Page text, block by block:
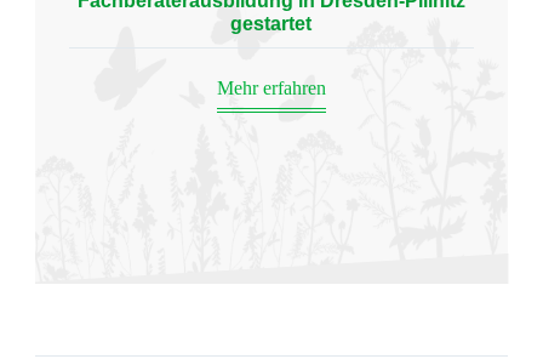
gestartet
Mehr erfahren